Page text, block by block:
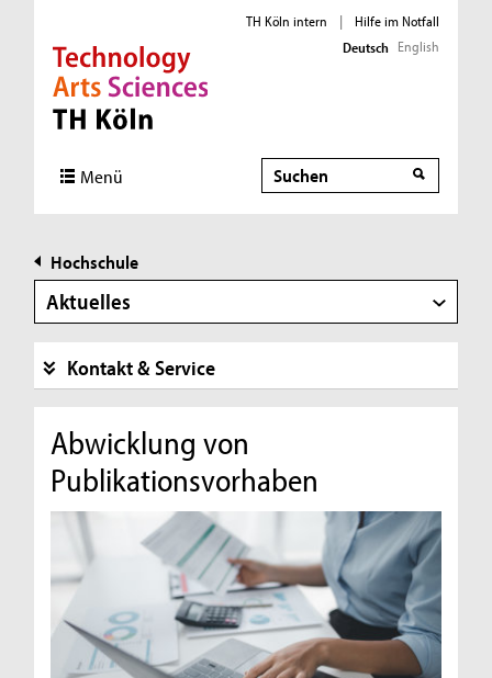
Direkt zur Hauptnavigation
Direkt zur Subnavigation
Direkt zum Inhalt
Direkt zum Fußbereich
TH Köln intern |
Hilfe im Notfall
Deutsch English
Menü Suche
Hochschule
Aktuelles
Kontakt & Service
Abwicklung von
Publikationsvorhaben